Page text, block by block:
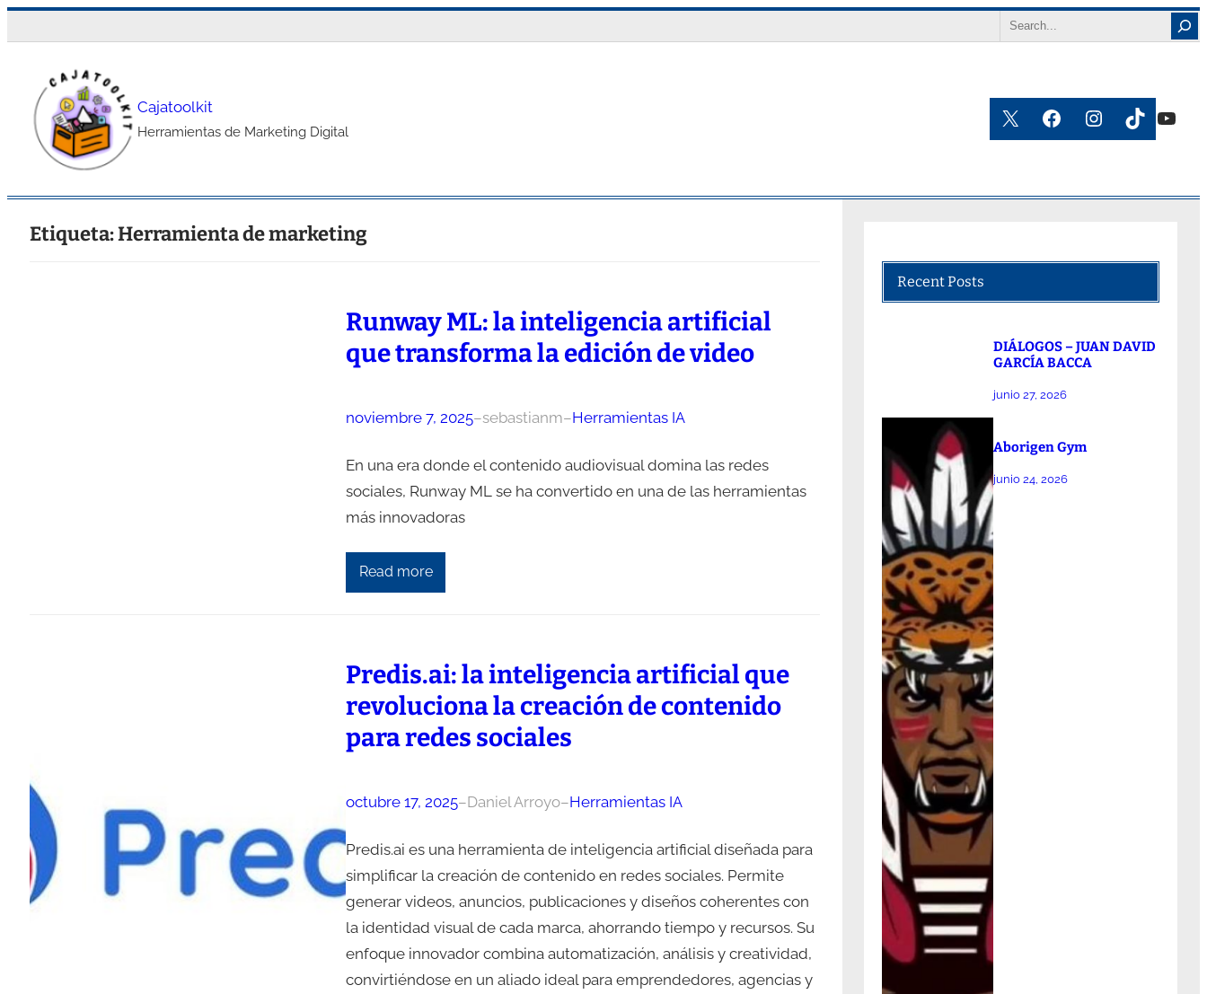
al
contenido
Search
Cajatoolkit
Herramientas de Marketing Digital
X Facebook
Instagram
TikTok
Etiqueta:Herramienta de marketing
Runway ML: la inteligencia artificial
que transforma la edición de video
noviembre 7, 2025–sebastianm–Herramientas IA
En una era donde el contenido audiovisual domina las redes
sociales, Runway ML se ha convertido en una de las herramientas
más innovadoras
Read more
Predis.ai: la inteligencia artificial que
revoluciona la creación de contenido
para redes sociales
octubre 17, 2025–Daniel Arroyo–Herramientas IA
Predis.ai es una herramienta de inteligencia artificial diseñada para
simplificar la creación de contenido en redes sociales. Permite
generar videos, anuncios, publicaciones y diseños coherentes con
la identidad visual de cada marca, ahorrando tiempo y recursos. Su
enfoque innovador combina automatización, análisis y creatividad,
convirtiéndose en un aliado ideal para emprendedores, agencias y
Recent Posts
DIÁLOGOS – JUAN DAVID
GARCÍA BACCA
junio 27, 2026
Aborigen Gym
junio 24, 2026